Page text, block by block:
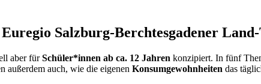
Salzburg-Berchtesgadener
aber fürSchüler*innen ab ca. 12 Jahren konzipiert. In fünf
außerdem auch, wie die eigenen Konsumgewohnheiten das